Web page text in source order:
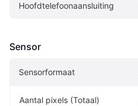
Hoofdtelefoonaansluiting
Sensor
Sensorformaat
Aantal pixels (Totaal)